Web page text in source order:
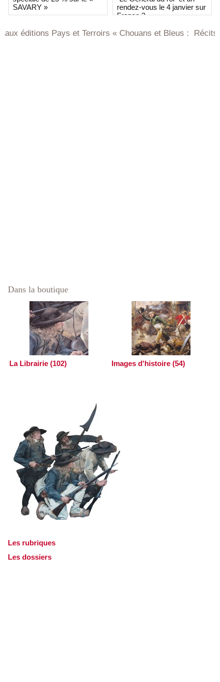
Les rubriques
Les dossiers
SAVARY »
rendez-vous le 4 janvier sur
France 3
et Terroirs « Chouans et Bleus : Récits de Vendée et
Dans la boutique
La Librairie (102) Images d'histoire (54)